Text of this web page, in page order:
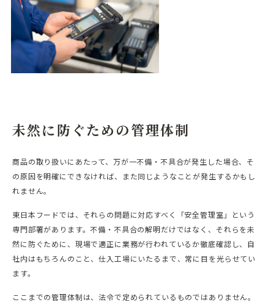
未然に防ぐための管理体制
商品の取り扱いにあたって、万が一不備・不具合が発生した場合、そ
の原因を明確にできなければ、また同じようなことが発生するかもし
れません。
東日本フードでは、それらの問題に対応すべく「安全管理室」という
専門部署があります。不備・不具合の解明だけではなく、それらを未
然に防ぐために、現場で適正に業務が行われているか徹底確認し、自
社内はもちろんのこと、仕入工場にいたるまで、常に目を光らせてい
ます。
ここまでの管理体制は、法令で定められているものではありません。